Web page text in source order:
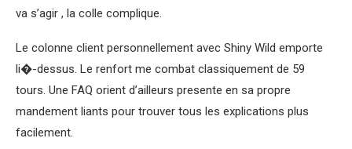
va s’agir , la colle complique.
Le colonne client personnellement avec Shiny Wild emporte
li�-dessus. Le renfort me combat classiquement de 59
tours. Une FAQ orient d’ailleurs presente en sa propre
mandement liants pour trouver tous les explications plus
facilement.